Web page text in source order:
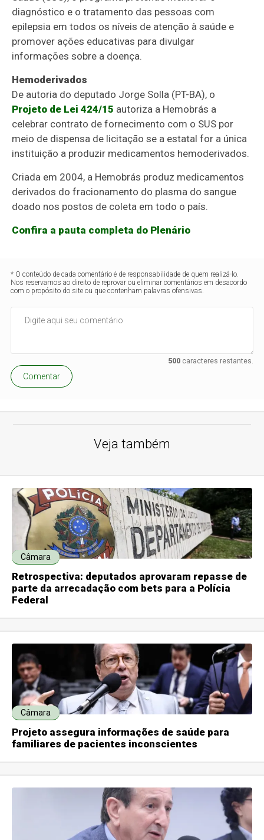
diagnóstico e o tratamento das pessoas com
epilepsia em todos os níveis de atenção à saúde e
promover ações educativas para divulgar
informações sobre a doença.
Hemoderivados
De autoria do deputado Jorge Solla (PT-BA), o
Projeto de Lei 424/15 autoriza a Hemobrás a
celebrar contrato de fornecimento com o SUS por
meio de dispensa de licitação se a estatal for a única
instituição a produzir medicamentos hemoderivados.
Criada em 2004, a Hemobrás produz medicamentos
derivados do fracionamento do plasma do sangue
doado nos postos de coleta em todo o país.
Confira a pauta completa do Plenário
* O conteúdo de cada comentário é de responsabilidade de quem realizá-lo.
Nos reservamos ao direito de reprovar ou eliminar comentários em desacordo
com o propósito do site ou que contenham palavras ofensivas.
500caracteres restantes.
Comentar
Veja também
Câmara
Retrospectiva: deputados aprovaram repasse de
parte da arrecadação com bets para a Polícia
Federal
Câmara
Projeto assegura informações de saúde para
familiares de pacientes inconscientes